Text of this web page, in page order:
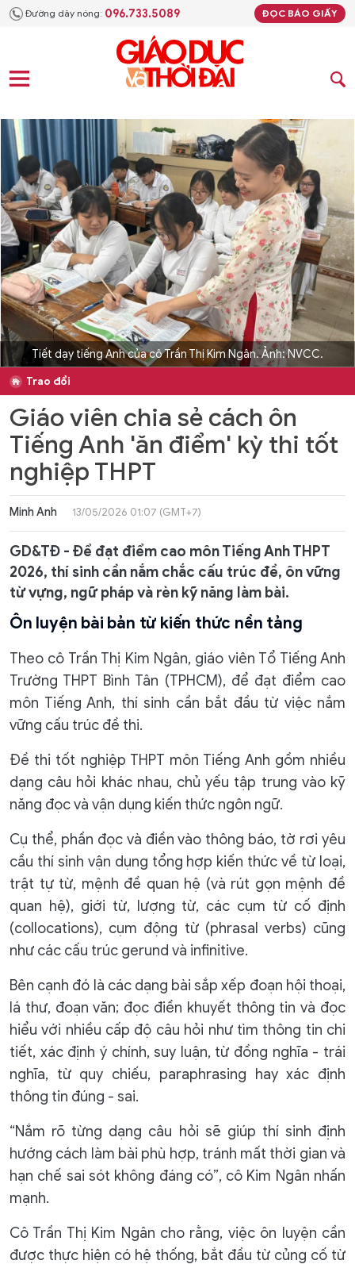
Đường dây nóng: 096.733.5089 ĐỌC BÁO GIẤY
Tiết dạy tiếng Anh của cô Trần Thị Kim Ngân. Ảnh: NVCC.
Trao đổi
Giáo viên chia sẻ cách ôn
Tiếng Anh 'ăn điểm' kỳ thi tốt
nghiệp THPT
Minh Anh 13/05/2026 01:07 (GMT+7)
GD&TĐ - Để đạt điểm cao môn Tiếng Anh THPT
2026, thí sinh cần nắm chắc cấu trúc đề, ôn vững
từ vựng, ngữ pháp và rèn kỹ năng làm bài.
Ôn luyện bài bản từ kiến thức nền tảng
Theo cô Trần Thị Kim Ngân, giáo viên Tổ Tiếng Anh
Trường THPT Bình Tân (TPHCM), để đạt điểm cao
môn Tiếng Anh, thí sinh cần bắt đầu từ việc nắm
vững cấu trúc đề thi.
Đề thi tốt nghiệp THPT môn Tiếng Anh gồm nhiều
dạng câu hỏi khác nhau, chủ yếu tập trung vào kỹ
năng đọc và vận dụng kiến thức ngôn ngữ.
Cụ thể, phần đọc và điền vào thông báo, tờ rơi yêu
cầu thí sinh vận dụng tổng hợp kiến thức về từ loại,
trật tự từ, mệnh đề quan hệ (và rút gọn mệnh đề
quan hệ), giới từ, lượng từ, các cụm từ cố định
(collocations), cụm động từ (phrasal verbs) cũng
như các cấu trúc gerund và infinitive.
Bên cạnh đó là các dạng bài sắp xếp đoạn hội thoại,
lá thư, đoạn văn; đọc điền khuyết thông tin và đọc
hiểu với nhiều cấp độ câu hỏi như tìm thông tin chi
tiết, xác định ý chính, suy luận, từ đồng nghĩa - trái
nghĩa, từ quy chiếu, paraphrasing hay xác định
thông tin đúng - sai.
“Nắm rõ từng dạng câu hỏi sẽ giúp thí sinh định
hướng cách làm bài phù hợp, tránh mất thời gian và
hạn chế sai sót không đáng có”, cô Kim Ngân nhấn
mạnh.
Cô Trần Thị Kim Ngân cho rằng, việc ôn luyện cần
được thực hiện có hệ thống, bắt đầu từ củng cố từ